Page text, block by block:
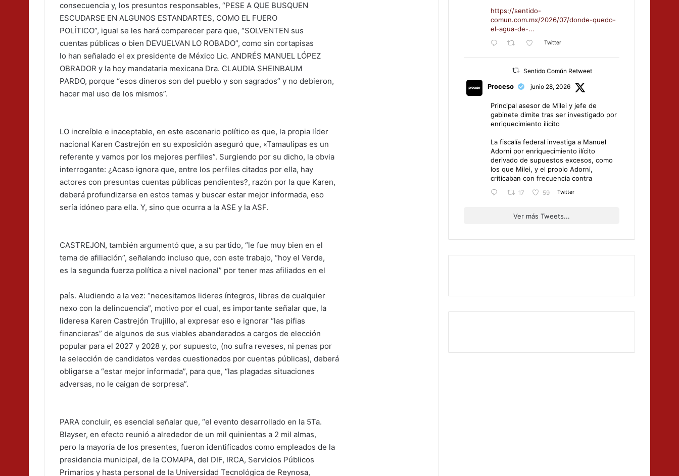
consecuencia y, los presuntos responsables, “PESE A QUE BUSQUEN
ESCUDARSE EN ALGUNOS ESTANDARTES, COMO EL FUERO
POLÍTICO”, igual se les hará comparecer para que, “SOLVENTEN sus
cuentas públicas o bien DEVUELVAN LO ROBADO”, como sin cortapisas
lo han señalado el ex presidente de México Lic. ANDRÉS MANUEL LÓPEZ
OBRADOR y la hoy mandataria mexicana Dra. CLAUDIA SHEINBAUM
PARDO, porque “esos dineros son del pueblo y son sagrados” y no debieron,
hacer mal uso de los mismos”.
LO increíble e inaceptable, en este escenario político es que, la propia líder
nacional Karen Castrejón en su exposición aseguró que, «Tamaulipas es un
referente y vamos por los mejores perfiles”. Surgiendo por su dicho, la obvia
interrogante: ¿Acaso ignora que, entre los perfiles citados por ella, hay
actores con presuntas cuentas públicas pendientes?, razón por la que Karen,
deberá profundizarse en estos temas y buscar estar mejor informada, eso
sería idóneo para ella. Y, sino que ocurra a la ASE y la ASF.
CASTREJON, también argumentó que, a su partido, “le fue muy bien en el
tema de afiliación”, señalando incluso que, con este trabajo, “hoy el Verde,
es la segunda fuerza política a nivel nacional” por tener mas afiliados en el
país. Aludiendo a la vez: “necesitamos lideres íntegros, libres de cualquier
nexo con la delincuencia”, motivo por el cual, es importante señalar que, la
lideresa Karen Castrejón Trujillo, al expresar eso e ignorar “las pifias
financieras” de algunos de sus viables abanderados a cargos de elección
popular para el 2027 y 2028 y, por supuesto, (no sufra reveses, ni penas por
la selección de candidatos verdes cuestionados por cuentas públicas), deberá
obligarse a “estar mejor informada”, para que, “las plagadas situaciones
adversas, no le caigan de sorpresa”.
PARA concluir, es esencial señalar que, “el evento desarrollado en la 5Ta.
Blayser, en efecto reunió a alrededor de un mil quinientas a 2 mil almas,
pero la mayoría de los presentes, fueron identificados como empleados de la
presidencia municipal, de la COMAPA, del DIF, IRCA, Servicios Públicos
Primarios y hasta personal de la Universidad Tecnológica de Reynosa,
https://sentido-
comun.com.mx/2026/07/donde-quedo-
el-agua-de-...
Twitter
Sentido Común Retweet
Proceso junio 28, 2026
Principal asesor de Milei y jefe de
gabinete dimite tras ser investigado por
enriquecimiento ilícito
La fiscalía federal investiga a Manuel
Adorni por enriquecimiento ilícito
derivado de supuestos excesos, como
los que Milei, y el propio Adorni,
criticaban con frecuencia contra
17 59 Twitter
Ver más Tweets...